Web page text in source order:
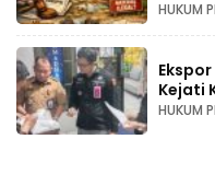
HUKUM
Kejati
HUKUM